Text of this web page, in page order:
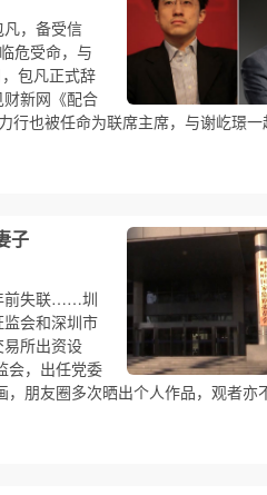
，备受信
危受命，与
包凡正式辞
新网《配合
行也被任命为联席主席，与谢屹璟
子
前失联……圳
会和深圳市
所出资设
会，出任党委
朋友圈多次晒出个人作品，观者亦